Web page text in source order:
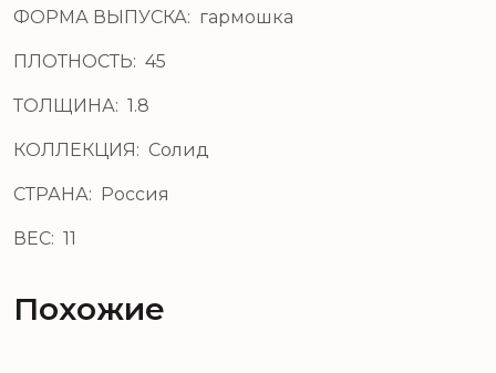
ФОРМА ВЫПУСКА: гармошка
ПЛОТНОСТЬ: 45
ТОЛЩИНА: 1.8
КОЛЛЕКЦИЯ: Солид
СТРАНА: Россия
ВЕС: 11
Похожие